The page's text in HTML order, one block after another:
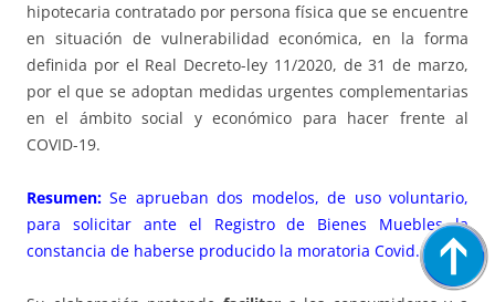
hipotecaria contratado por persona física que se encuentre
en situación de vulnerabilidad económica, en la forma
definida por el Real Decreto-ley 11/2020, de 31 de marzo,
por el que se adoptan medidas urgentes complementarias
en el ámbito social y económico para hacer frente al
COVID-19.
Resumen: Se aprueban dos modelos, de uso voluntario,
para solicitar ante el Registro de Bienes Muebles la
constancia de haberse producido la moratoria Covid.